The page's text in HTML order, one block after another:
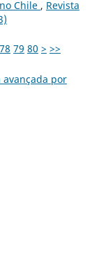
Chile , Revista
78 79 80 > >>
por